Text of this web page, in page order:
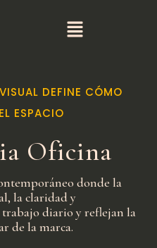
DEFINE CÓMO
ESPACIO
Oficina
donde la
la claridad y
diario y reflejan la
de la marca.